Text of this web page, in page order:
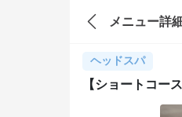
メニュー詳細
ヘッドスパ
【ショートコー